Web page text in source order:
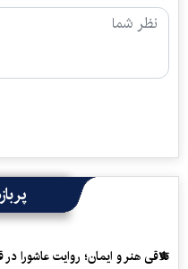
تلاقی هنر و ایمان؛ روایت عاشورا